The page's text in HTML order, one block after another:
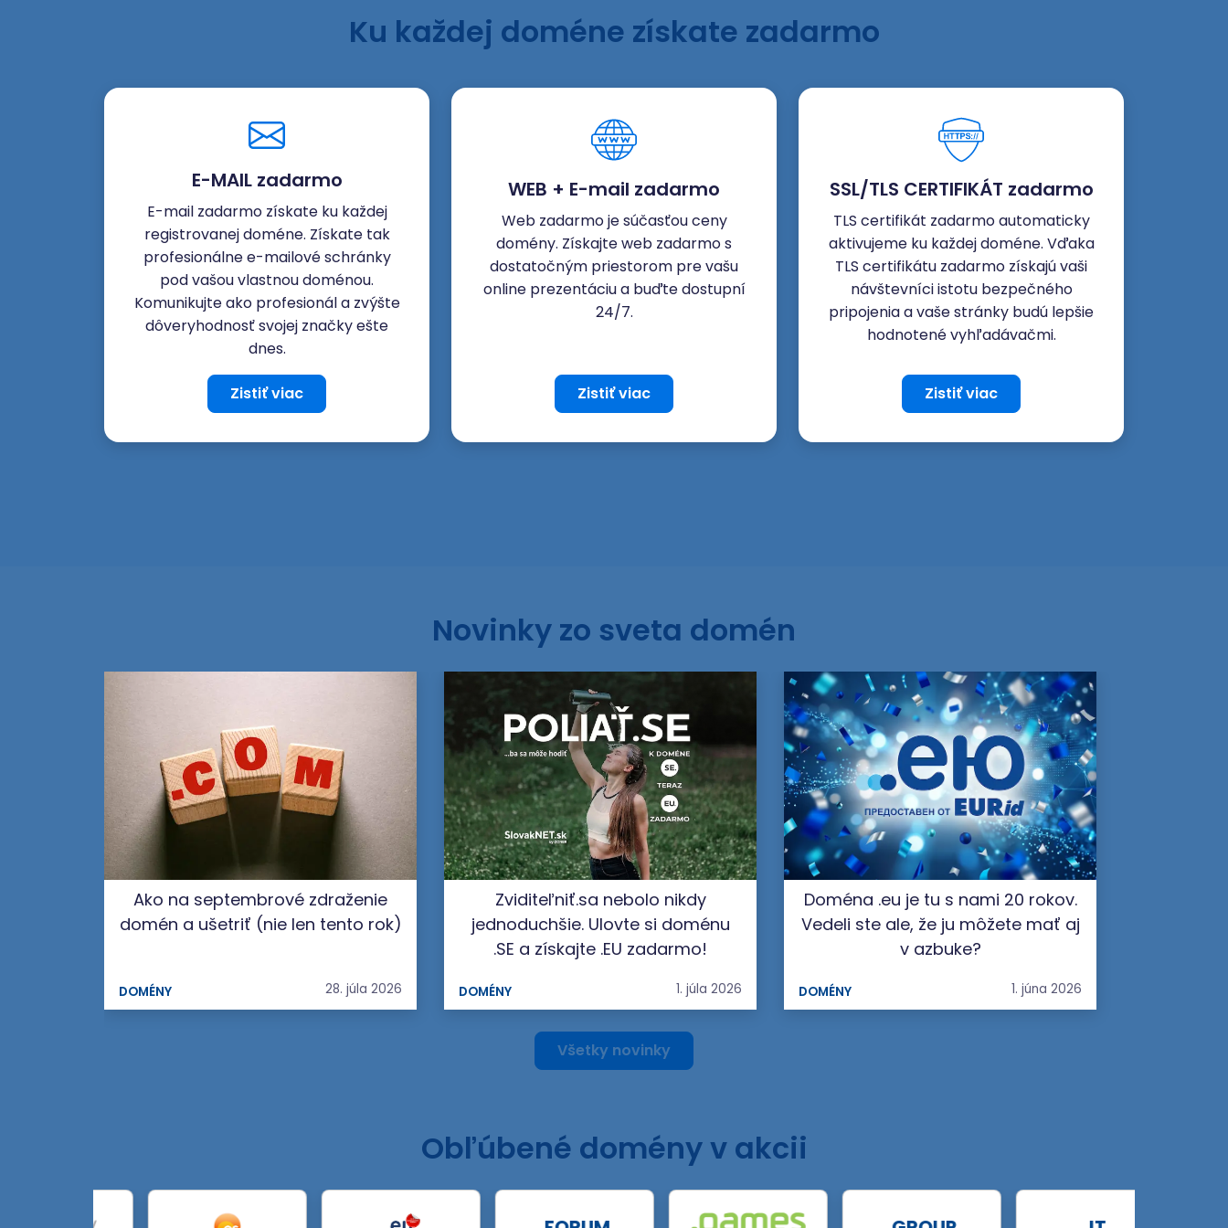
Ku každej doméne získate zadarmo
E-MAIL zadarmo
E-mail zadarmo získate ku každej
registrovanej doméne. Získate tak
profesionálne e-mailové schránky
pod vašou vlastnou doménou.
Komunikujte ako profesionál a zvýšte
dôveryhodnosť svojej značky ešte
dnes.
Zistiť viac
WEB + E-mail zadarmo
Web zadarmo je súčasťou ceny
domény. Získajte web zadarmo s
dostatočným priestorom pre vašu
online prezentáciu a buďte dostupní
24/7.
Zistiť viac
SSL/TLS CERTIFIKÁT zadarmo
TLS certifikát zadarmo automaticky
aktivujeme ku každej doméne. Vďaka
TLS certifikátu zadarmo získajú vaši
návštevníci istotu bezpečného
pripojenia a vaše stránky budú lepšie
hodnotené vyhľadávačmi.
Zistiť viac
Novinky zo sveta domén
Ako na septembrové zdraženie
domén a ušetriť (nie len tento rok)
DOMÉNY 28. júla 2026
Zviditeľniť.sa nebolo nikdy
jednoduchšie. Ulovte si doménu
.SE a získajte .EU zadarmo!
DOMÉNY 1. júla 2026
Doména .eu je tu s nami 20 rokov.
Vedeli ste ale, že ju môžete mať aj
v azbuke?
DOMÉNY 1. júna 2026
Všetky novinky
Obľúbené domény v akcii